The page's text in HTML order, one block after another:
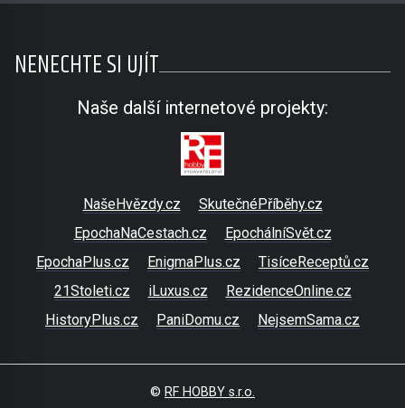
NENECHTE SI UJÍT
Naše další internetové projekty:
NašeHvězdy.cz
SkutečnéPříběhy.cz
EpochaNaCestach.cz
EpochálníSvět.cz
EpochaPlus.cz
EnigmaPlus.cz
TisíceReceptů.cz
21Stoleti.cz
iLuxus.cz
RezidenceOnline.cz
HistoryPlus.cz
PaniDomu.cz NejsemSama.cz
© RF HOBBY s.r.o.